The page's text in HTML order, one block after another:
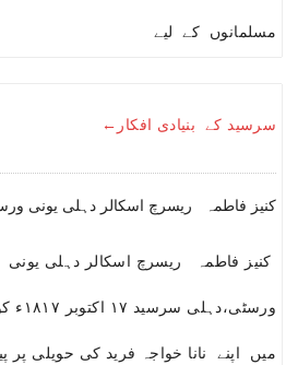
مسلمانوں کے لیے
سرسید کے بنیادی افکار←
کنیز فاطمہ ریسرچ اسکالر دہلی یونی
کنیز فاطمہ ریسرچ اسکالر دہلی یونی
ورسٹی،دہلی
میں اپنے نانا خواجہ فرید کی حویلی پر